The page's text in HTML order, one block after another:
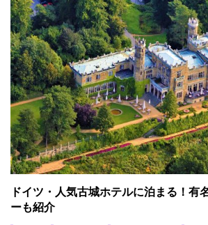
ドイツ・人気古城ホテルに泊まる！有
ーも紹介